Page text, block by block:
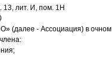
13, лит. И, пом. 1Н
(далее - Ассоциация) в очном